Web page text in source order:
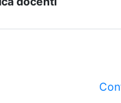
con i parametri di